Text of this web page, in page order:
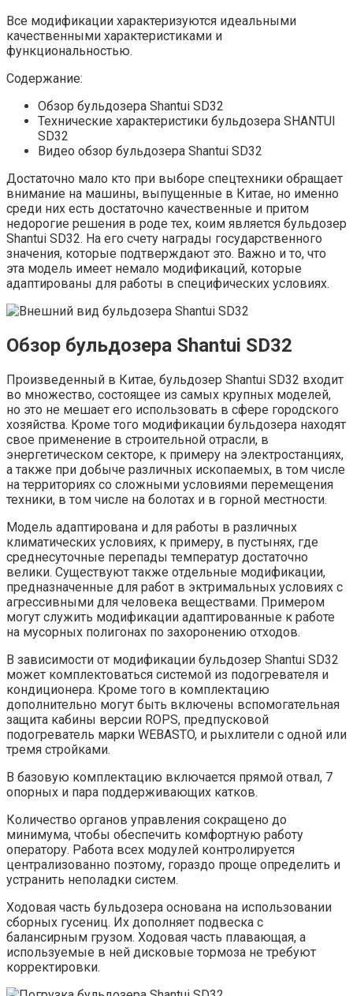
Все модификации характеризуются идеальными
качественными характеристиками и
функциональностью.
Содержание:
Обзор бульдозера Shantui SD32
Технические характеристики бульдозера SHANTUI
SD32
Видео обзор бульдозера Shantui SD32
Достаточно мало кто при выборе спецтехники обращает
внимание на машины, выпущенные в Китае, но именно
среди них есть достаточно качественные и притом
недорогие решения в роде тех, коим является бульдозер
Shantui SD32. На его счету награды государственного
значения, которые подтверждают это. Важно и то, что
эта модель имеет немало модификаций, которые
адаптированы для работы в специфических условиях.
Обзор бульдозера Shantui SD32
Произведенный в Китае, бульдозер Shantui SD32 входит
во множество, состоящее из самых крупных моделей,
но это не мешает его использовать в сфере городского
хозяйства. Кроме того модификации бульдозера находят
свое применение в строительной отрасли, в
энергетическом секторе, к примеру на электростанциях,
а также при добыче различных ископаемых, в том числе
на территориях со сложными условиями перемещения
техники, в том числе на болотах и в горной местности.
Модель адаптирована и для работы в различных
климатических условиях, к примеру, в пустынях, где
среднесуточные перепады температур достаточно
велики. Существуют также отдельные модификации,
предназначенные для работ в эктримальных условиях с
агрессивными для человека веществами. Примером
могут служить модификации адаптированные к работе
на мусорных полигонах по захоронению отходов.
В зависимости от модификации бульдозер Shantui SD32
может комплектоваться системой из подогревателя и
кондиционера. Кроме того в комплектацию
дополнительно могут быть включены вспомогательная
защита кабины версии ROPS, предпусковой
подогреватель марки WEBASTO, и рыхлители с одной или
тремя стройками.
В базовую комплектацию включается прямой отвал, 7
опорных и пара поддерживающих катков.
Количество органов управления сокращено до
минимума, чтобы обеспечить комфортную работу
оператору. Работа всех модулей контролируется
централизованно поэтому, гораздо проще определить и
устранить неполадки систем.
Ходовая часть бульдозера основана на использовании
сборных гусениц. Их дополняет подвеска с
балансирным грузом. Ходовая часть плавающая, а
используемые в ней дисковые тормоза не требуют
корректировки.